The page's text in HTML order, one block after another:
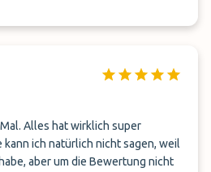
Alles hat wirklich super
kann ich natürlich nicht sagen, weil
aber um die Bewertung nicht